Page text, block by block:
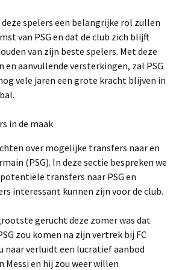
spelers een belangrijke rol zullen
van PSG en dat de club zich blijft
van zijn beste spelers. Met deze
aanvullende versterkingen, zal PSG
vele jaren een grote kracht blijven in
in de maak
over mogelijke transfers naar en
(PSG). In deze sectie bespreken we
transfers naar PSG en
interessant kunnen zijn voor de club.
gerucht deze zomer was dat
zou komen na zijn vertrek bij FC
naar verluidt een lucratief aanbod
Messi en hij zou weer willen